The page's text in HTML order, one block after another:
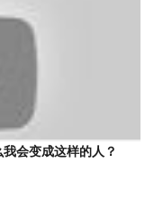
会变成这样的人？